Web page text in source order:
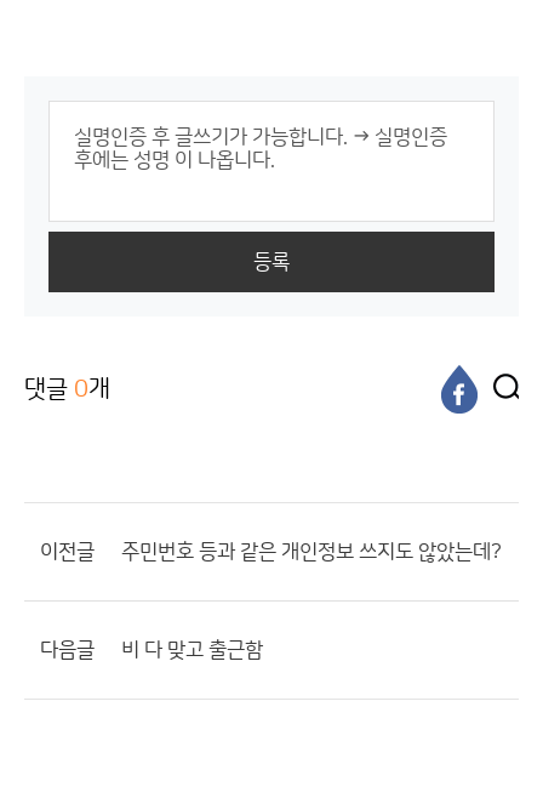
등록
댓글 0개
이전글 주민번호 등과 같은 개인정보 쓰지도 않았는데?
다음글 비 다 맞고 출근함